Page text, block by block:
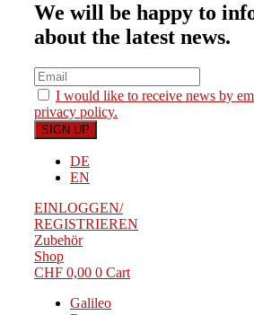
We will be happy to
about the latest news.
I would like to receive news by
privacy policy.
DE
EN
EINLOGGEN/
REGISTRIEREN
Zubehör
Shop
CHF 0,00 0 Cart
Galileo